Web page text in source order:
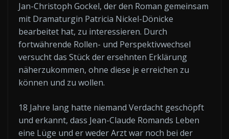
Jan-Christoph Gockel, der den Roman gemeinsam
mit Dramaturgin Patricia Nickel-Dönicke
bearbeitet hat, zu interessieren. Durch
fortwährende Rollen- und Perspektivwechsel
versucht das Stück der ersehnten Erklärung
näherzukommen, ohne diese je erreichen zu
können und zu wollen.
18 Jahre lang hatte niemand Verdacht geschöpft
und erkannt, dass Jean-Claude Romands Leben
eine Lüge und er weder Arzt war noch bei der